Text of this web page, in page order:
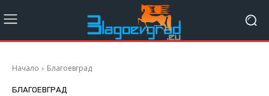
Начало Благоевград
БЛАГОЕВГРАД